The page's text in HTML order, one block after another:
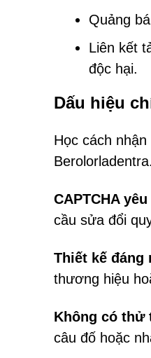
Quảng
Liên kết
độc hại.
Dấu hiệu
Học cách
CAPTCHA
cầu sửa đổi
Thiết kế đáng
thương hiệu
Không có thử
câu đố hoặc